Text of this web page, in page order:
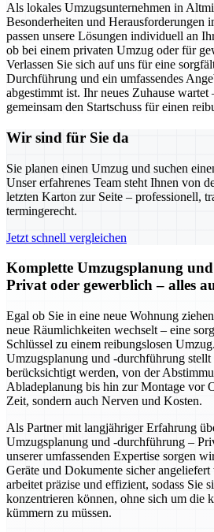
Als lokales Umzugsunternehmen in
Besonderheiten und Herausforderungen
passen unsere Lösungen individuell an
ob bei einem privaten Umzug oder für
Verlassen Sie sich auf uns für eine
Durchführung und ein umfassendes
abgestimmt ist. Ihr neues Zuhause wartet
gemeinsam den Startschuss für einen
Wir sind für Sie da
Sie planen einen Umzug und suchen
Unser erfahrenes Team steht Ihnen von
letzten Karton zur Seite – professionell,
termingerecht.
Jetzt schnell vergleichen
Komplette Umzugsplanung
Privat oder gewerblich – alles
Egal ob Sie in eine neue Wohnung
neue Räumlichkeiten wechselt – eine
Schlüssel zu einem reibungslosen
Umzugsplanung und -durchführung stellt
berücksichtigt werden, von der
Abladeplanung bis hin zur Montage vor
Zeit, sondern auch Nerven und Kosten.
Als Partner mit langjähriger Erfahrung
Umzugsplanung und -durchführung –
unserer umfassenden Expertise sorgen
Geräte und Dokumente sicher
arbeitet präzise und effizient, sodass Sie
konzentrieren können, ohne sich um die
kümmern zu müssen.